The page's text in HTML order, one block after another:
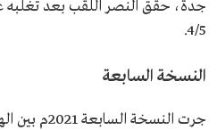
جدة، حقق النصر اللقب بعد تغلبه
4/5.
النسخة السابعة
جرت النسخة